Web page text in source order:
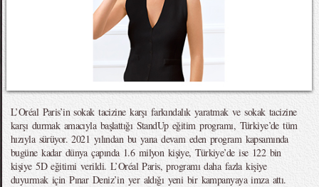
L’Oréal Paris’in sokak tacizine karşı farkındalık yaratmak ve sokak tacizine
karşı durmak amacıyla başlattığı StandUp eğitim programı, Türkiye’de tüm
hızıyla sürüyor. 2021 yılından bu yana devam eden program kapsamında
bugüne kadar dünya çapında 1.6 milyon kişiye, Türkiye’de ise 122 bin
kişiye 5D eğitimi verildi. L’Oréal Paris, programı daha fazla kişiye
duyurmak için Pınar Deniz’in yer aldığı yeni bir kampanyaya imza attı.